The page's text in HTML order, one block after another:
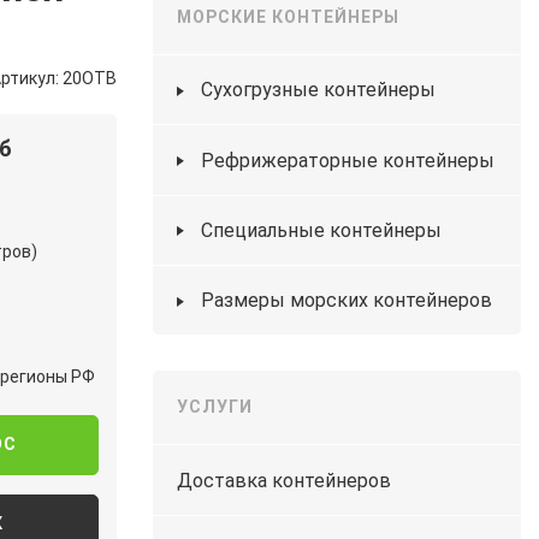
20OTB
регионы РФ
МОРСКИЕ КОНТЕЙНЕРЫ
Сухогрузные контейнеры
Рефрижераторные контейнеры
Специальные контейнеры
Размеры морских контейнеров
УСЛУГИ
Доставка контейнеров